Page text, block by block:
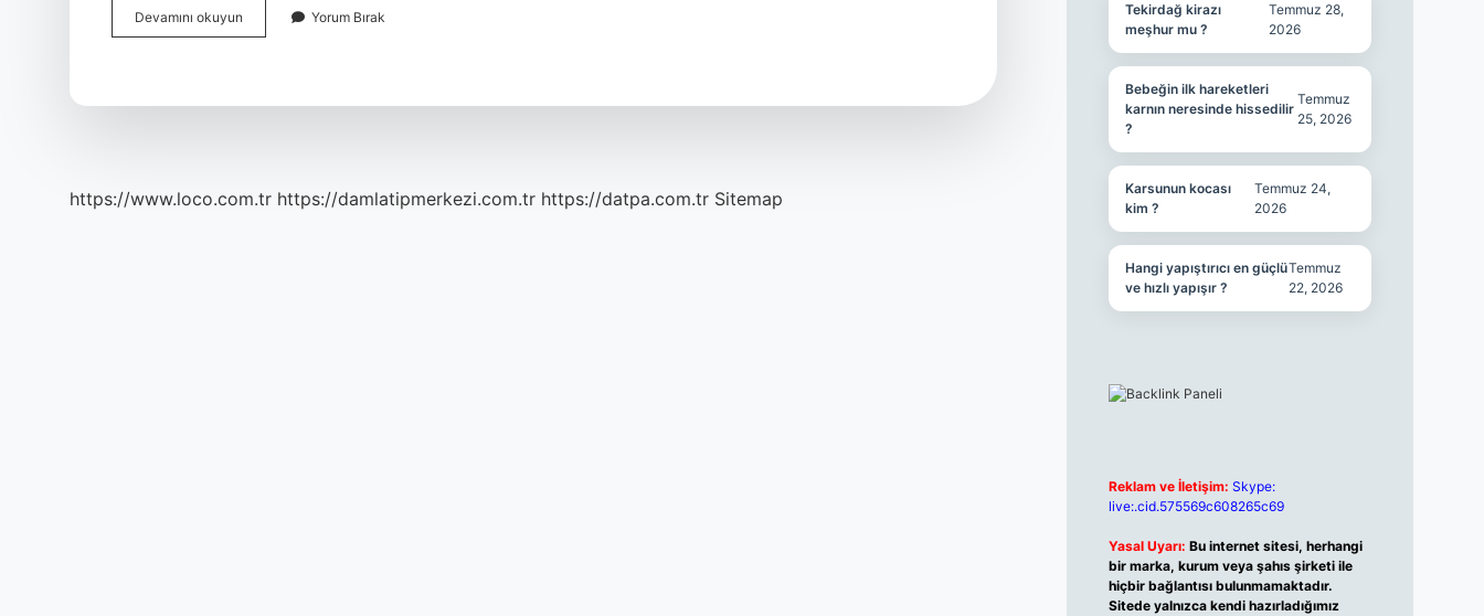
Devamını okuyun
Kelimesinin
Yorum Bırak
https://www.loco.com.tr https://damlatipmerkezi.com.tr https://datpa.com.tr Sitemap
Tekirdağ kirazı
meşhur mu ?
Temmuz 28,
2026
Bebeğin ilk hareketleri
karnın neresinde hissedilir
?
Temmuz
25, 2026
Karsunun kocası
kim ?
Temmuz 24,
2026
Hangi yapıştırıcı en güçlü
ve hızlı yapışır ?
Temmuz
22, 2026
Reklam ve İletişim: Skype:
live:.cid.575569c608265c69
Yasal Uyarı: Bu internet sitesi, herhangi
bir marka, kurum veya şahıs şirketi ile
hiçbir bağlantısı bulunmamaktadır.
Sitede yalnızca kendi hazırladığımız